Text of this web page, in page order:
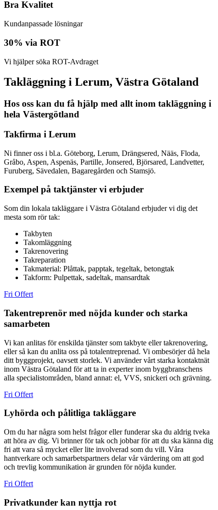
Bra Kvalitet
Kundanpassade lösningar
30% via ROT
Vi hjälper söka ROT-Avdraget
Takläggning i Lerum, Västra Götaland
Hos oss kan du få hjälp med allt inom takläggning i
hela Västergötland
Takfirma i Lerum
Ni finner oss i bl.a. Göteborg, Lerum, Drängsered, Nääs, Floda,
Gråbo, Aspen, Aspenäs, Partille, Jonsered, Björsared, Landvetter,
Furuberg, Sävedalen, Bagaregården och Stamsjö.
Exempel på taktjänster vi erbjuder
Som din lokala takläggare i Västra Götaland erbjuder vi dig det
mesta som rör tak:
Takbyten
Takomläggning
Takrenovering
Takreparation
Takmaterial: Plåttak, papptak, tegeltak, betongtak
Takform: Pulpettak, sadeltak, mansardtak
Fri Offert
Takentreprenör med nöjda kunder och starka
samarbeten
Vi kan anlitas för enskilda tjänster som takbyte eller takrenovering,
eller så kan du anlita oss på totalentreprenad. Vi ombesörjer då hela
ditt byggprojekt, oavsett storlek. Vi använder vårt starka kontaktnät
inom Västra Götaland för att ta in experter inom byggbranschens
alla specialistområden, bland annat: el, VVS, snickeri och grävning.
Fri Offert
Lyhörda och pålitliga takläggare
Om du har några som helst frågor eller funderar ska du aldrig tveka
att höra av dig. Vi brinner för tak och jobbar för att du ska känna dig
fri att vara så mycket eller lite involverad som du vill. Våra
hantverkare och samarbetspartners delar vår värdering om att god
och trevlig kommunikation är grunden för nöjda kunder.
Fri Offert
Privatkunder kan nyttja rot